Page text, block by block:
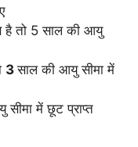
है तो 5 साल की आयु
3साल की आयु सीमा में
में छूट प्राप्त